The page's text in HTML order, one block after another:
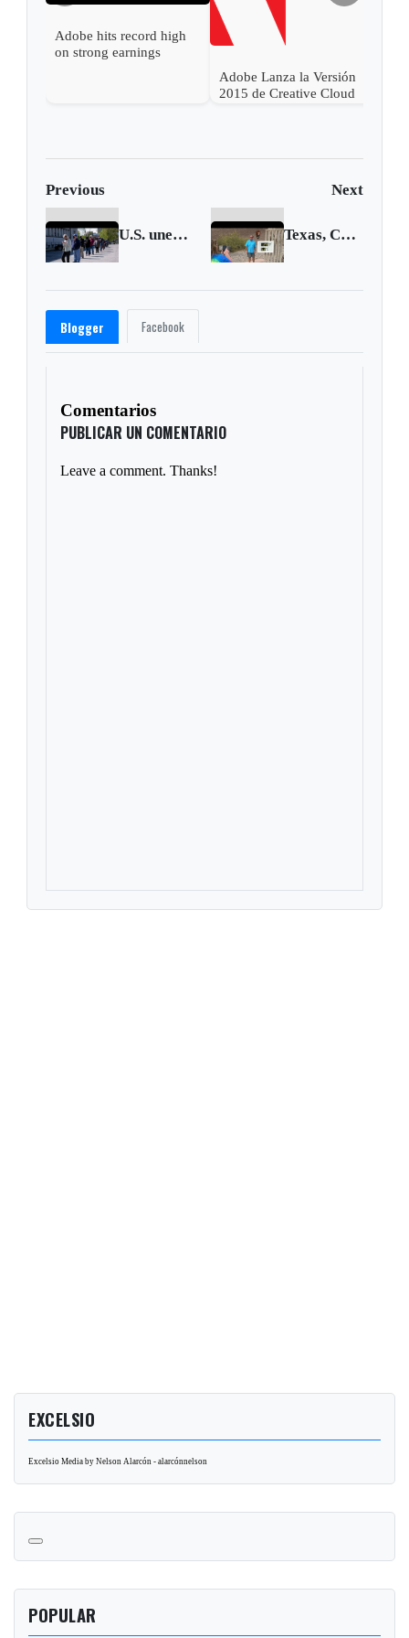
Adobe hits record high
on strong earnings
Adobe Lanza la Versión
2015 de Creative Cloud
Previous Next
U.S. unemployment claims unexpectedly rise Texas, California power grids pass heatwave test for now
Blogger Facebook
Comentarios
PUBLICAR UN COMENTARIO
Leave a comment. Thanks!
EXCELSIO
Excelsio Media by Nelson Alarcón - alarcónnelson
POPULAR